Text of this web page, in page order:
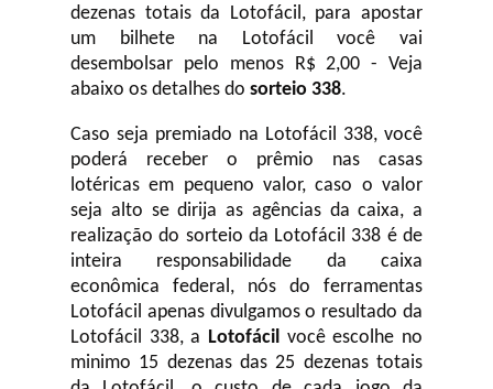
dezenas totais da Lotofácil, para apostar
um bilhete na Lotofácil você vai
desembolsar pelo menos R$ 2,00 - Veja
abaixo os detalhes do sorteio 338.
Caso seja premiado na Lotofácil 338, você
poderá receber o prêmio nas casas
lotéricas em pequeno valor, caso o valor
seja alto se dirija as agências da caixa, a
realização do sorteio da Lotofácil 338 é de
inteira responsabilidade da caixa
econômica federal, nós do ferramentas
Lotofácil apenas divulgamos o resultado da
Lotofácil 338, a Lotofácil você escolhe no
minimo 15 dezenas das 25 dezenas totais